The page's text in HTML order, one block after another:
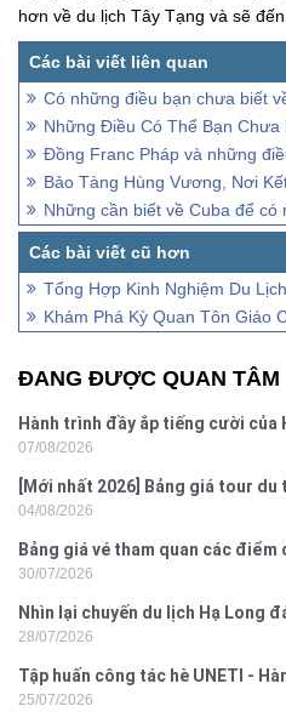
hơn về du lịch Tây Tạng và sẽ
Có những điều bạn chưa biết
Những Điều Có Thể Bạn Chưa Biết
Đồng Franc Pháp và những
Bảo Tàng Hùng Vương, Nơi Kết Nối Những
Những cần biết về Cuba để có
Tổng Hợp Kinh Nghiệm Du Lịch
Khám Phá Kỳ Quan Tôn Giáo Cao Nhất
ĐANG ĐƯỢC QUAN TÂM
Hành trình đầy ắp tiếng cười của
07/08/2026
[Mới nhất 2026] Bảng giá tour
04/08/2026
Bảng giá vé tham quan các
2026
30/07/2026
Nhìn lại chuyến du lịch Hạ Long
Hưng 2026
28/07/2026
Tập huấn công tác hè UNETI -
Đồ Sơn
25/07/2026